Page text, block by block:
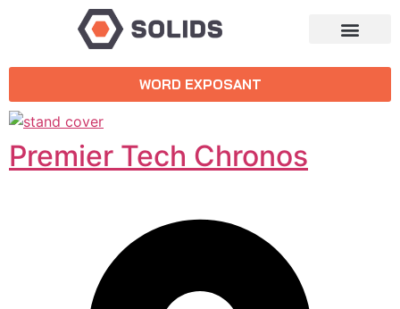
WORD EXPOSANT
Premier Tech Chronos